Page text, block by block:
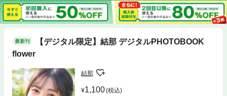
最新刊
【デジタル限定】結那 デジタルPHOTOBOOK
flower
結那
1,100(税込)